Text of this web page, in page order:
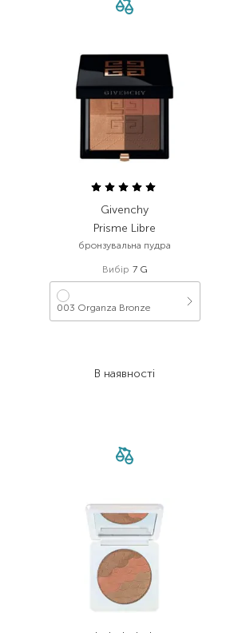
Givenchy
Prisme Libre
бронзувальна пудра
Вибір 7 G
003 Organza Bronze
В наявності